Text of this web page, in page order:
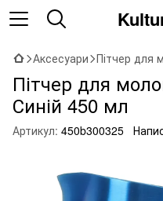
Аксесуари Пітчер для
Пітчер для
Синій 450 мл
Артикул: 450b300325